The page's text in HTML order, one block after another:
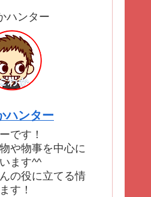
ハンター
ハンター
です！
や物事を中心に
ます^^
の役に立てる情
す！